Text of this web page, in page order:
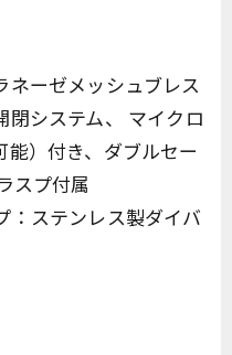
ネーゼメッシュブレス
閉システム、 マイクロ
能）付き、ダブルセー
スプ付属
：ステンレス製ダイバ